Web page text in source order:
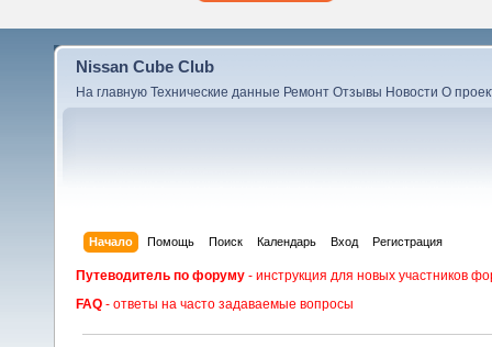
Nissan Cube Club
На главную Технические данные Ремонт Отзывы Новости О
Начало Помощь Поиск Календарь Вход Регистрация
Путеводитель по форуму - инструкция для новых участников
FAQ - ответы на часто задаваемые вопросы